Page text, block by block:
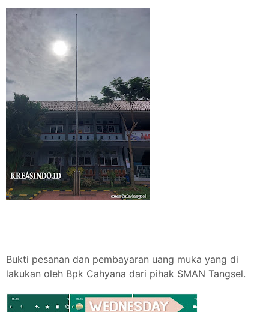
Bukti pesanan dan pembayaran uang muka yang di
lakukan oleh Bpk Cahyana dari pihak SMAN Tangsel.